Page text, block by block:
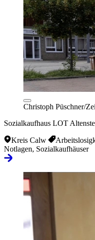
Christoph Püschner/
Sozialkaufhaus LOT
Kreis Calw
Notlagen, Sozialkaufhäuser